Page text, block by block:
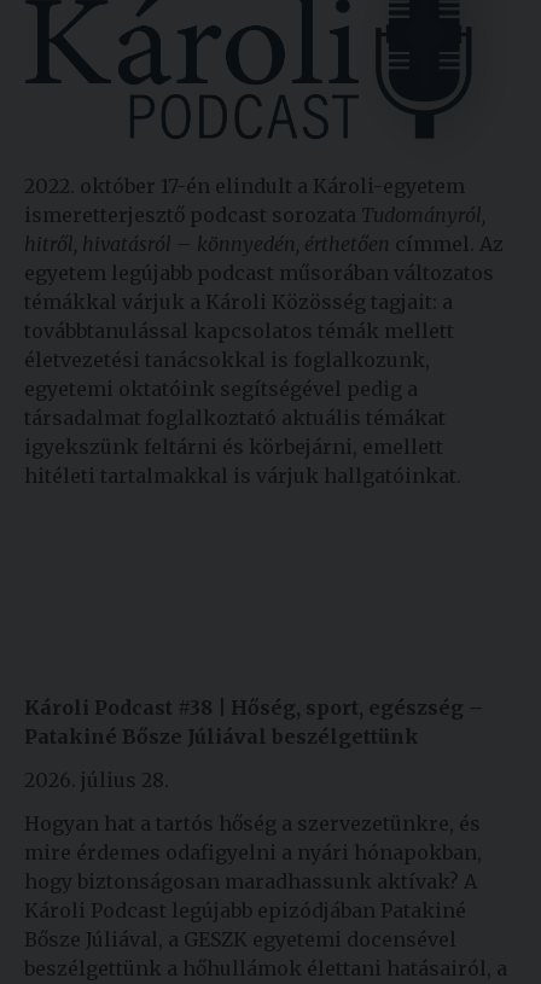
Kiadványok
Szolgáltatásaink
Nemzetközi
kapcsolatok
Egyetemi
Lelkészség
Események
Sajtó
Sport
2022. október 17-én elindult a Károli-egyetem
ismeretterjesztő podcast sorozata Tudományról,
hitről, hivatásról – könnyedén, érthetően címmel. Az
egyetem legújabb podcast műsorában változatos
témákkal várjuk a Károli Közösség tagjait: a
továbbtanulással kapcsolatos témák mellett
életvezetési tanácsokkal is foglalkozunk,
egyetemi oktatóink segítségével pedig a
társadalmat foglalkoztató aktuális témákat
igyekszünk feltárni és körbejárni, emellett
hitéleti tartalmakkal is várjuk hallgatóinkat.
Károli Podcast #38 | Hőség, sport, egészség –
Patakiné Bősze Júliával beszélgettünk
2026. július 28.
Hogyan hat a tartós hőség a szervezetünkre, és
mire érdemes odafigyelni a nyári hónapokban,
hogy biztonságosan maradhassunk aktívak? A
Károli Podcast legújabb epizódjában Patakiné
Bősze Júliával, a GESZK egyetemi docensével
beszélgettünk a hőhullámok élettani hatásairól, a